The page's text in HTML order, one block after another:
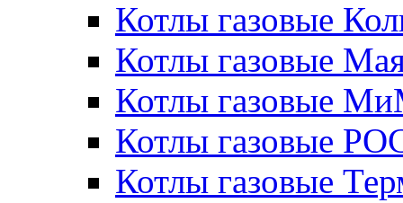
Котлы газовые
Котлы газовые
Котлы газовые
Котлы газовые
Котлы газовые